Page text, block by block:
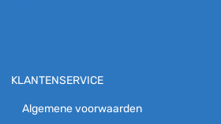
KLANTENSERVICE
Algemene voorwaarden